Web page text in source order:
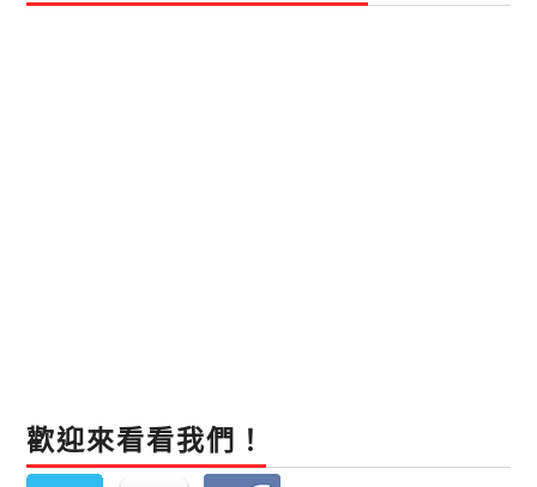
歡迎來看看我們！